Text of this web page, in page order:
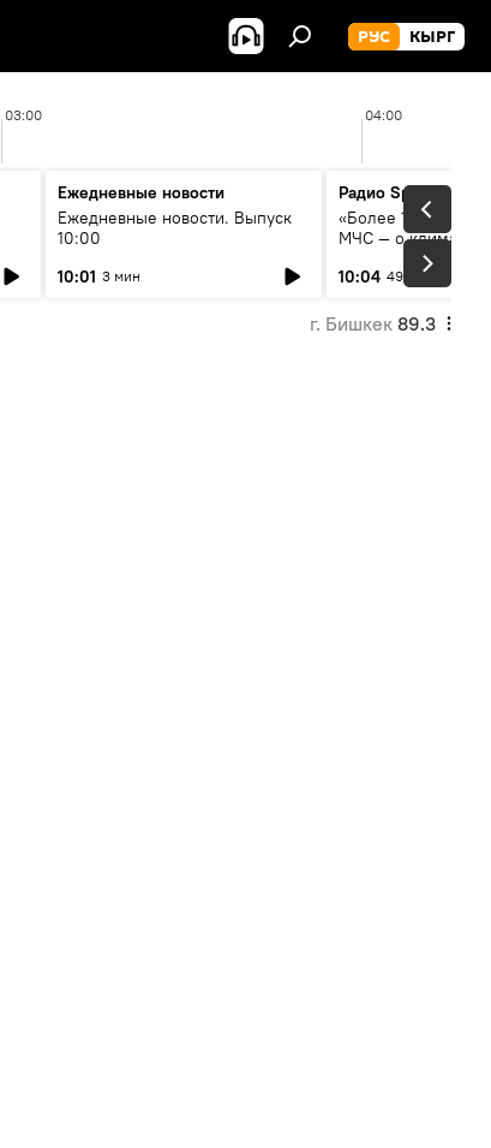
РУС КЫРГ
03:00 04:00
Ежедневные новости
Ежедневные новости. Выпуск
10:00
10:01 3 мин
Радио Sputnik
«Более 1200 сёл в
МЧС — о климате,
системе
населения
10:04 49 мин
г. Бишкек 89.3